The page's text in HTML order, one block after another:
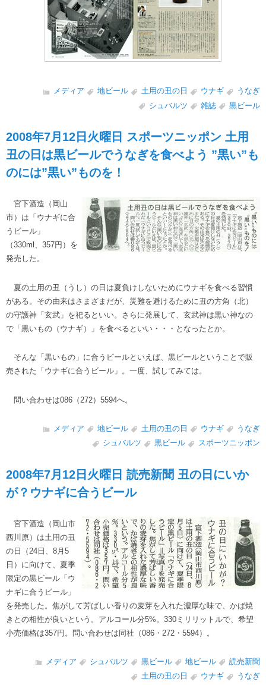
メディア 地ビール 土用の丑の日 ウナギ
うなぎ
シュバルツ
雑誌 黒ビール
2008年7月12日火曜日 スポーツニッポン 土用
丑の日は黒ビールでうなぎを食べよう ”黒い”も
のには”黒い”ものを！
宮下酒造（岡山
市）は「ウナギに合
うビール」
（330ml、357円）を
発売した。
夏の土用の丑（うし）の日は夏負けしないためにウナギを食べる習慣
がある。その由来はさまざまだが、災難を避けるために丑の方角（北）
の守護神「玄武」を祀るといい。さらに発展して、玄武神は黒い神なの
で「黒いもの（ウナギ）」を食べるといい・・・となったとか。
そんな「黒いもの」に合うビールといえば、黒ビールということで販
売された「ウナギに合うビール」。一度、試してみては。
問い合わせは086（272）5594へ。
メディア 地ビール 土用の丑の日 ウナギ
うなぎ
シュバルツ
黒ビール スポーツニッポン
2008年7月12日火曜日 読売新聞 丑の日にいか
が？ウナギに合うビール
宮下酒造（岡山市
西川原）は土用の丑
の日（24日、8月5
日）に向けて、夏季
限定の黒ビール「ウ
ナギに合うビール」
を発売した。焦がして芳ばしい香りの麦芽を入れた濃厚な味で、かば焼
きとの相性が良いという。アルコール分5%。330ミリリットルで、希望
小売価格は357円。問い合わせは同社（086・272・5594）。
メディア シュバルツ 黒ビール 地ビール
読売新聞
土用の丑の日
ウナギ うなぎ